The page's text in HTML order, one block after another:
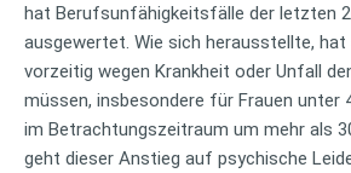
hat Berufsunfähigkeitsfälle der letzten
ausgewertet. Wie sich herausstellte, hat
vorzeitig wegen Krankheit oder Unfall
müssen, insbesondere für Frauen unter
im Betrachtungszeitraum um mehr als
geht dieser Anstieg auf psychische